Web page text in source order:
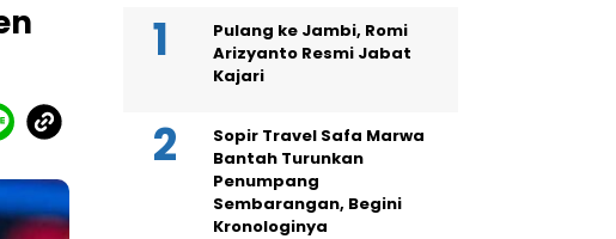
Pulang ke Jambi, Romi
Arizyanto Resmi Jabat
Kajari
Sopir Travel Safa Marwa
Bantah Turunkan
Penumpang
Sembarangan, Begini
Kronologinya